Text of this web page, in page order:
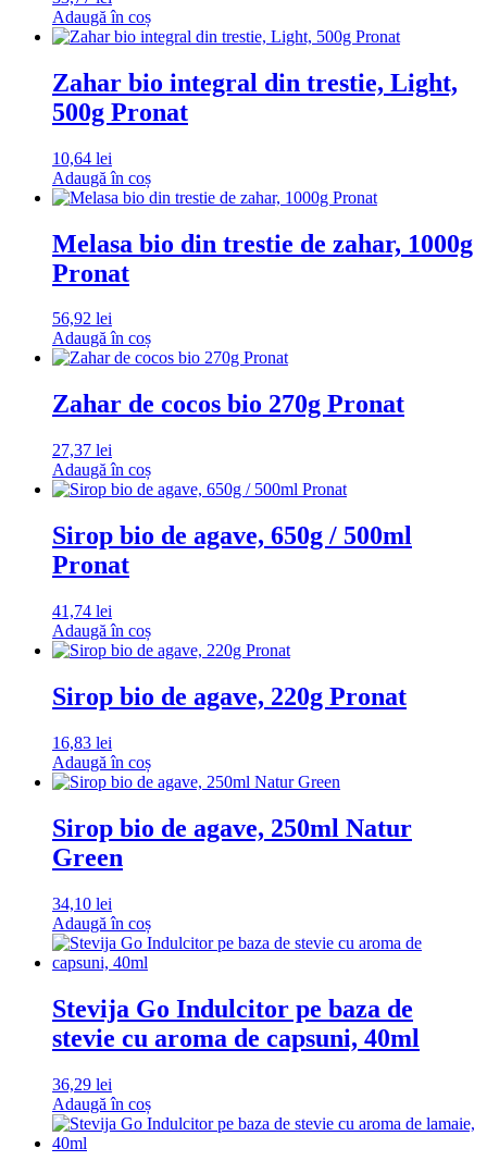
Adaugă în coș
Zahar bio integral din trestie, Light,
500g Pronat
10,64 lei
Adaugă în coș
Melasa bio din trestie de zahar, 1000g
Pronat
56,92 lei
Adaugă în coș
Zahar de cocos bio 270g Pronat
27,37 lei
Adaugă în coș
Sirop bio de agave, 650g / 500ml
Pronat
41,74 lei
Adaugă în coș
Sirop bio de agave, 220g Pronat
16,83 lei
Adaugă în coș
Sirop bio de agave, 250ml Natur
Green
34,10 lei
Adaugă în coș
Stevija Go Indulcitor pe baza de
stevie cu aroma de capsuni, 40ml
36,29 lei
Adaugă în coș